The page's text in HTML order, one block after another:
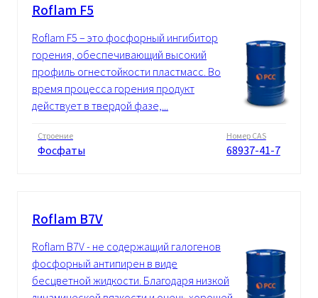
Roflam F5
Roflam F5 – это фосфорный ингибитор
горения, обеспечивающий высокий
профиль огнестойкости пластмасс. Во
время процесса горения продукт
действует в твердой фазе,...
Строение
Фосфаты
Номер CAS
68937-41-7
Roflam B7V
Roflam B7V - не содержащий галогенов
фосфорный антипирен в виде
бесцветной жидкости. Благодаря низкой